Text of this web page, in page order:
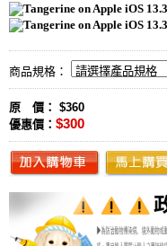
商品規格：
原 價： $360
優惠價： $300